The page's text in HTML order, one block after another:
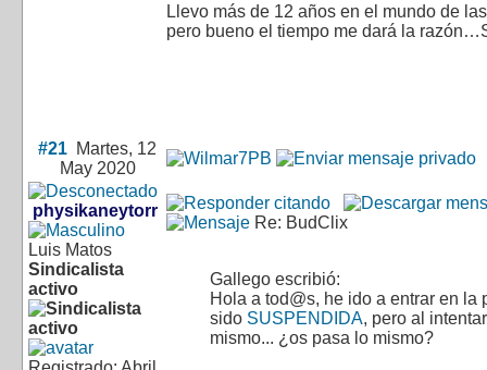
Llevo más de 12 años en el mundo de
pero bueno el tiempo me dará la
#21 Martes, 12
May 2020
physikaneytorr
Luis Matos
Sindicalista
activo
Re: BudClix
Gallego escribió:
Hola a tod@s, he ido a entrar en
sido SUSPENDIDA, pero al
mismo... ¿os pasa lo mismo?